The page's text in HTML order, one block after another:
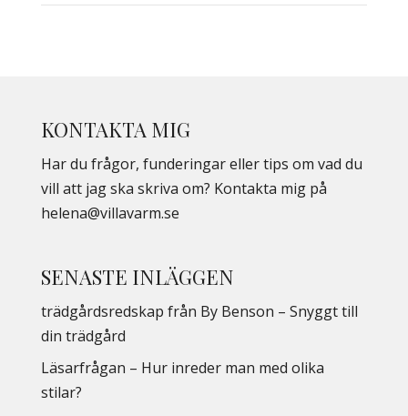
KONTAKTA MIG
Har du frågor, funderingar eller tips om vad du
vill att jag ska skriva om? Kontakta mig på
helena@villavarm.se
SENASTE INLÄGGEN
trädgårdsredskap från By Benson – Snyggt till
din trädgård
Läsarfrågan – Hur inreder man med olika
stilar?